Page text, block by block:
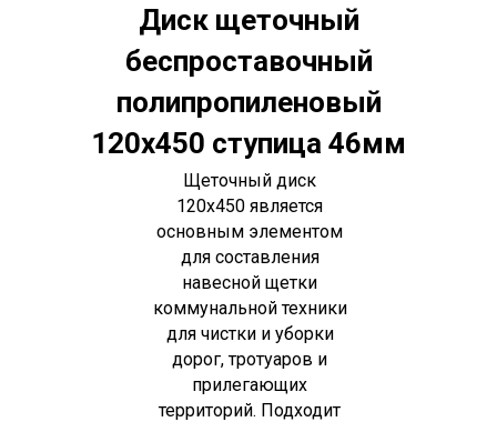
Диск щеточный
беспроставочный
полипропиленовый
120х450 ступица 46мм
Щеточный диск
120х450 является
основным элементом
для составления
навесной щетки
коммунальной техники
для чистки и уборки
дорог, тротуаров и
прилегающих
территорий. Подходит